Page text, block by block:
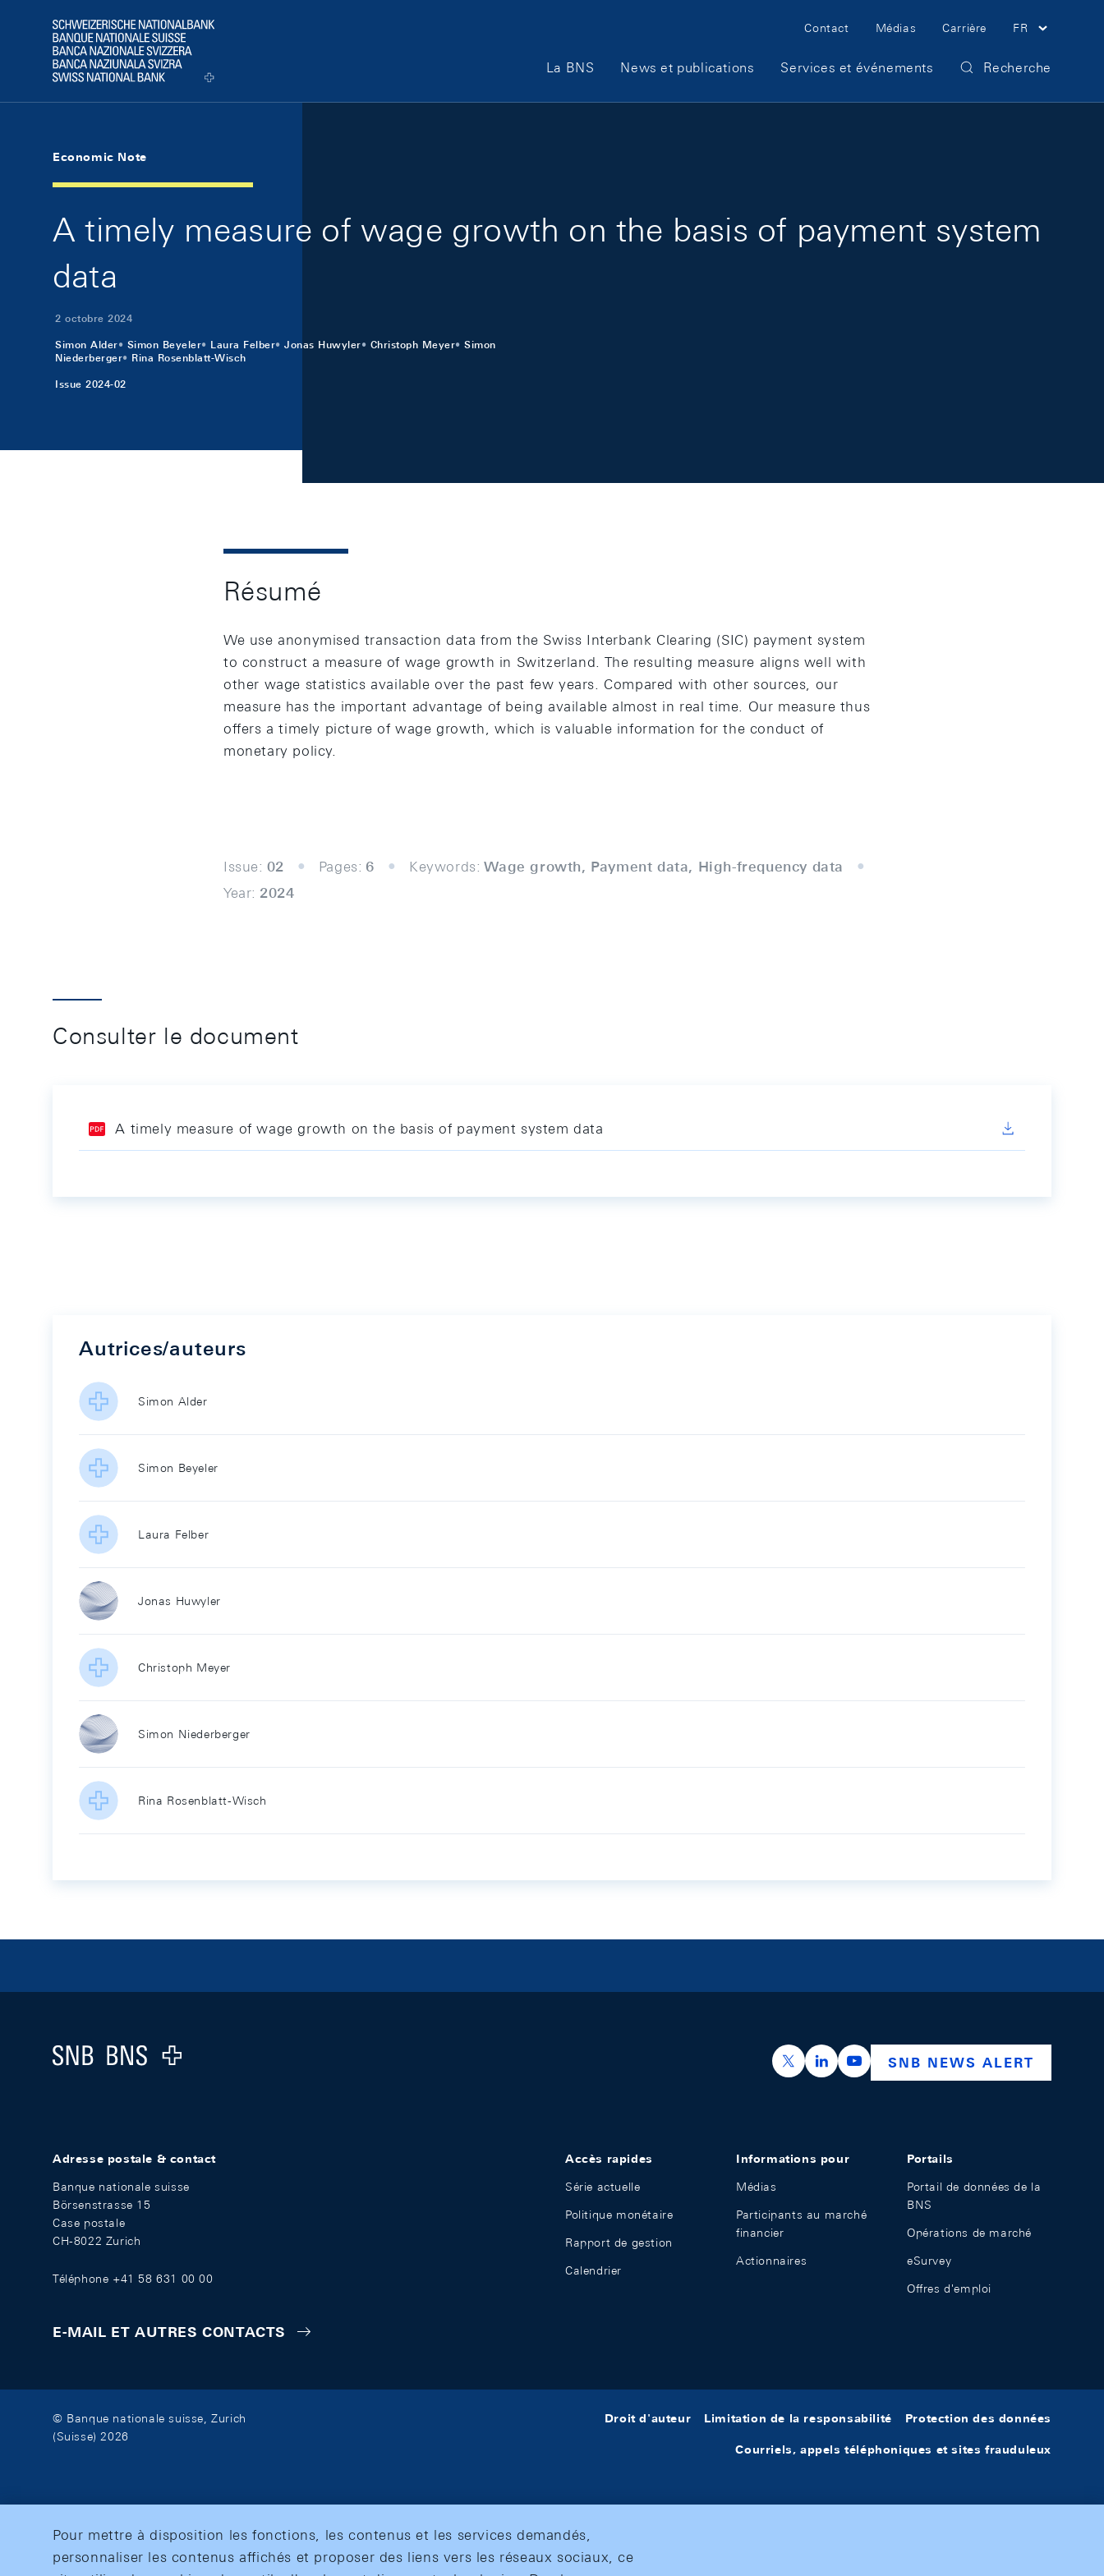
Logo
Meta Navigation
Contact Médias Carrière FR
Main Navigation
La BNS News et publications Services et événements Recherche
Economic Note
A timely measure of wage growth on the basis of payment system
data
2 octobre 2024
Simon Alder Simon Beyeler Laura Felber Jonas Huwyler Christoph Meyer
Simon
Niederberger
Rina Rosenblatt-Wisch
Issue 2024-02
Résumé
We use anonymised transaction data from the Swiss Interbank Clearing (SIC) payment system
to construct a measure of wage growth in Switzerland. The resulting measure aligns well with
other wage statistics available over the past few years. Compared with other sources, our
measure has the important advantage of being available almost in real time. Our measure thus
offers a timely picture of wage growth, which is valuable information for the conduct of
monetary policy.
Issue: 02 Pages: 6 Keywords: Wage growth, Payment data, High-frequency data
Year: 2024
Consulter le document
A timely measure of wage growth on the basis of payment system data
Autrices/auteurs
Simon Alder
Simon Beyeler
Laura Felber
Jonas Huwyler
Christoph Meyer
Simon Niederberger
Rina Rosenblatt-Wisch
Logo
https://x.com/snb_bns
https://ch.linkedin.com/company/swiss-
https://www.youtube.com/
SNB NEWS ALERT
Adresse postale & contact
Banque nationale suisse
Börsenstrasse 15
Case postale
CH-8022 Zurich
Téléphone +41 58 631 00 00
E-MAIL ET AUTRES CONTACTS
Accès rapides
Série actuelle
Politique monétaire
Rapport de gestion
Calendrier
Informations pour
Médias
Participants au marché
financier
Actionnaires
Portails
Portail de données de la
BNS
Opérations de marché
eSurvey
Offres d'emploi
© Banque nationale suisse, Zurich
(Suisse) 2026
Droit d'auteur Limitation de la responsabilité Protection des données
Courriels, appels téléphoniques et sites frauduleux
Pour mettre à disposition les fonctions, les contenus et les services demandés,
personnaliser les contenus affichés et proposer des liens vers les réseaux sociaux, ce